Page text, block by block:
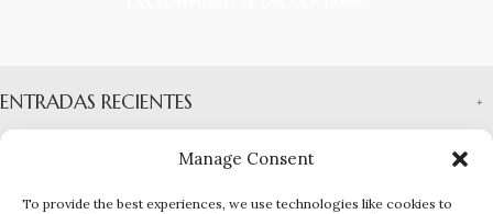
Manage Consent
To provide the best experiences, we use technologies like cookies to
ENTRADAS RECIENTES
ENLACES RÁPIDOS